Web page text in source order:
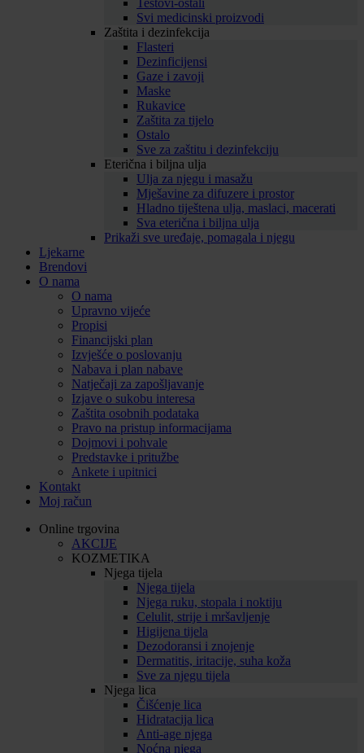
Testovi-ostali
Svi medicinski proizvodi
Zaštita i dezinfekcija
Flasteri
Dezinficijensi
Gaze i zavoji
Maske
Rukavice
Zaštita za tijelo
Ostalo
Sve za zaštitu i dezinfekciju
Eterična i biljna ulja
Ulja za njegu i masažu
Mješavine za difuzere i prostor
Hladno tiještena ulja, maslaci, macerati
Sva eterična i biljna ulja
Prikaži sve uređaje, pomagala i njegu
Ljekarne
Brendovi
O nama
O nama
Upravno vijeće
Propisi
Financijski plan
Izvješće o poslovanju
Nabava i plan nabave
Natječaji za zapošljavanje
Izjave o sukobu interesa
Zaštita osobnih podataka
Pravo na pristup informacijama
Dojmovi i pohvale
Predstavke i pritužbe
Ankete i upitnici
Kontakt
Moj račun
Online trgovina
AKCIJE
KOZMETIKA
Njega tijela
Njega tijela
Njega ruku, stopala i noktiju
Celulit, strije i mršavljenje
Higijena tijela
Dezodoransi i znojenje
Dermatitis, iritacije, suha koža
Sve za njegu tijela
Njega lica
Čišćenje lica
Hidratacija lica
Anti-age njega
Noćna njega